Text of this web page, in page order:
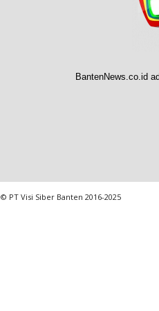
BantenNews.co.id
© PT Visi Siber Banten 2016-2025